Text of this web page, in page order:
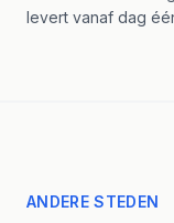
levert vanaf dag
ANDERE STEDEN